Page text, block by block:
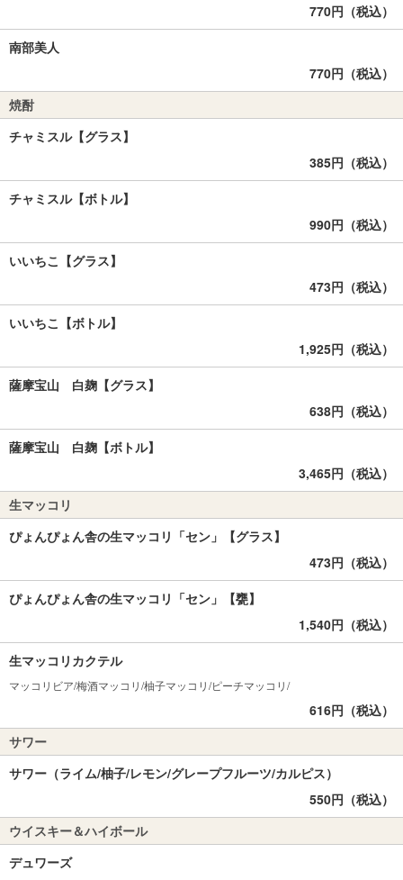
770円（税込）
南部美人
770円（税込）
焼酎
チャミスル【グラス】
385円（税込）
チャミスル【ボトル】
990円（税込）
いいちこ【グラス】
473円（税込）
いいちこ【ボトル】
1,925円（税込）
薩摩宝山 白麹【グラス】
638円（税込）
薩摩宝山 白麹【ボトル】
3,465円（税込）
生マッコリ
ぴょんぴょん舎の生マッコリ「セン」【グラス】
473円（税込）
ぴょんぴょん舎の生マッコリ「セン」【甕】
1,540円（税込）
生マッコリカクテル
マッコリビア/梅酒マッコリ/柚子マッコリ/ピーチマッコリ/
616円（税込）
サワー
サワー（ライム/柚子/レモン/グレープフルーツ/カルピス）
550円（税込）
ウイスキー＆ハイボール
デュワーズ